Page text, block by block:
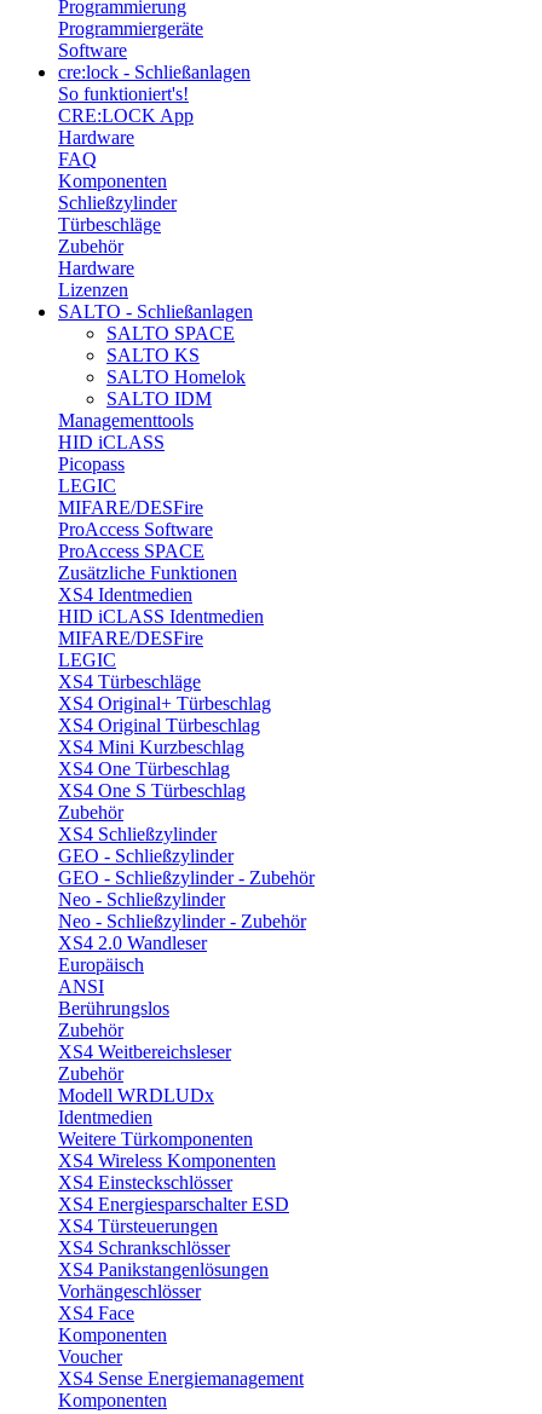
Programmierung
Programmiergeräte
Software
cre:lock - Schließanlagen
So funktioniert's!
CRE:LOCK App
Hardware
FAQ
Komponenten
Schließzylinder
Türbeschläge
Zubehör
Hardware
Lizenzen
SALTO - Schließanlagen
SALTO SPACE
SALTO KS
SALTO Homelok
SALTO IDM
Managementtools
HID iCLASS
Picopass
LEGIC
MIFARE/DESFire
ProAccess Software
ProAccess SPACE
Zusätzliche Funktionen
XS4 Identmedien
HID iCLASS Identmedien
MIFARE/DESFire
LEGIC
XS4 Türbeschläge
XS4 Original+ Türbeschlag
XS4 Original Türbeschlag
XS4 Mini Kurzbeschlag
XS4 One Türbeschlag
XS4 One S Türbeschlag
Zubehör
XS4 Schließzylinder
GEO - Schließzylinder
GEO - Schließzylinder - Zubehör
Neo - Schließzylinder
Neo - Schließzylinder - Zubehör
XS4 2.0 Wandleser
Europäisch
ANSI
Berührungslos
Zubehör
XS4 Weitbereichsleser
Zubehör
Modell WRDLUDx
Identmedien
Weitere Türkomponenten
XS4 Wireless Komponenten
XS4 Einsteckschlösser
XS4 Energiesparschalter ESD
XS4 Türsteuerungen
XS4 Schrankschlösser
XS4 Panikstangenlösungen
Vorhängeschlösser
XS4 Face
Komponenten
Voucher
XS4 Sense Energiemanagement
Komponenten